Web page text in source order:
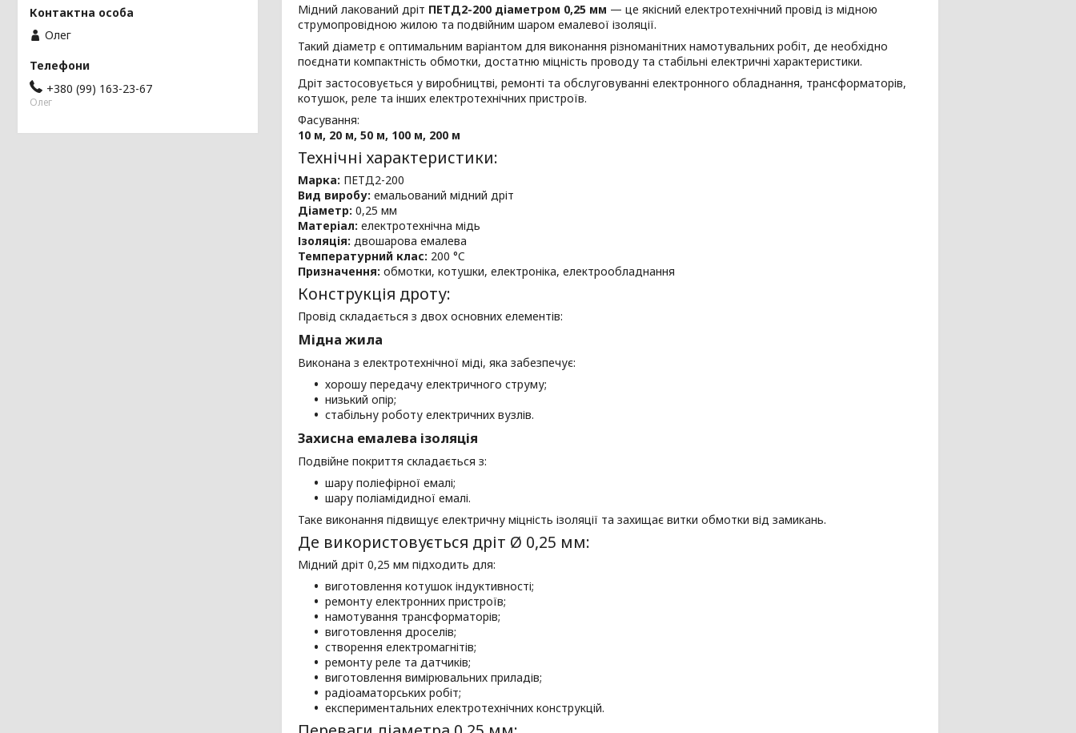
Мідний лакований дріт ПЕТД2-200 діаметром 0,25 мм — це якісний електротехнічний провід із мідною
струмопровідною жилою та подвійним шаром емалевої ізоляції.
Такий діаметр є оптимальним варіантом для виконання різноманітних намотувальних робіт, де необхідно
поєднати компактність обмотки, достатню міцність проводу та стабільні електричні характеристики.
Дріт застосовується у виробництві, ремонті та обслуговуванні електронного обладнання, трансформаторів,
котушок, реле та інших електротехнічних пристроїв.
Фасування:
10 м, 20 м, 50 м, 100 м, 200 м
Технічні характеристики:
Марка: ПЕТД2-200
Вид виробу: емальований мідний дріт
Діаметр: 0,25 мм
Матеріал: електротехнічна мідь
Ізоляція: двошарова емалева
Температурний клас: 200 °C
Призначення: обмотки, котушки, електроніка, електрообладнання
Конструкція дроту:
Провід складається з двох основних елементів:
Мідна жила
Виконана з електротехнічної міді, яка забезпечує:
хорошу передачу електричного струму;
низький опір;
стабільну роботу електричних вузлів.
Захисна емалева ізоляція
Подвійне покриття складається з:
шару поліефірної емалі;
шару поліамідидної емалі.
Таке виконання підвищує електричну міцність ізоляції та захищає витки обмотки від замикань.
Де використовується дріт Ø 0,25 мм:
Мідний дріт 0,25 мм підходить для:
виготовлення котушок індуктивності;
ремонту електронних пристроїв;
намотування трансформаторів;
виготовлення дроселів;
створення електромагнітів;
ремонту реле та датчиків;
виготовлення вимірювальних приладів;
радіоаматорських робіт;
експериментальних електротехнічних конструкцій.
Олег
+380 (99) 163-23-67
Олег